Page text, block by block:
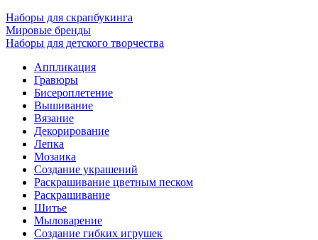
Наборы для скрапбукинга
Мировые бренды
Наборы для детского творчества
Аппликация
Гравюры
Бисероплетение
Вышивание
Вязание
Декорирование
Лепка
Мозаика
Создание украшений
Раскрашивание цветным песком
Раскрашивание
Шитье
Мыловарение
Создание гибких игрушек